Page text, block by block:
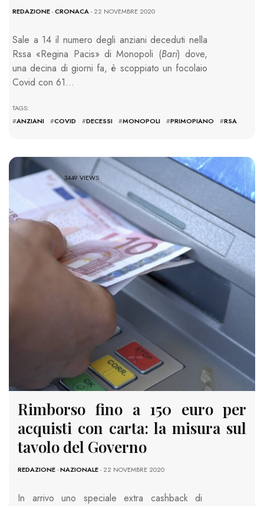
REDAZIONE-CRONACA- 22 NOVEMBRE 2020
Sale a 14 il numero degli anziani deceduti nella
Rssa «Regina Pacis» di Monopoli (Bari) dove,
una decina di giorni fa, è scoppiato un focolaio
Covid con 61…
TAGS:
#ANZIANI #COVID #DECESSI #MONOPOLI #PRIMOPIANO #RSA
3449 VIEWS
Rimborso fino a 150 euro per
acquisti con carta: la misura sul
tavolo del Governo
REDAZIONE-NAZIONALE- 22 NOVEMBRE 2020
In arrivo uno speciale extra cashback di